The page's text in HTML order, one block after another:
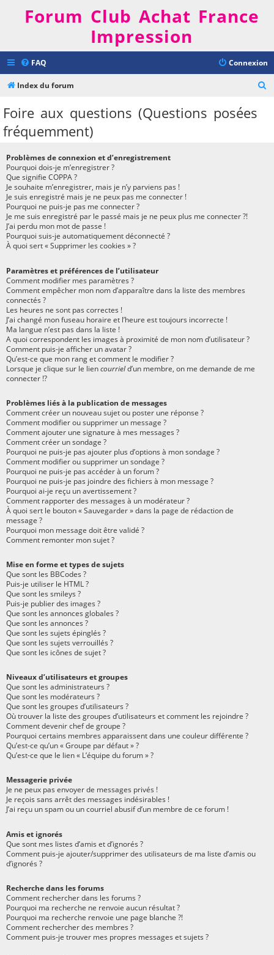
Forum Club Achat France
Impression
FAQ Connexion
Index du forum
Foire aux questions (Questions posées
fréquemment)
Problèmes de connexion et d’enregistrement
Pourquoi dois-je m’enregistrer ?
Que signifie COPPA ?
Je souhaite m’enregistrer, mais je n’y parviens pas !
Je suis enregistré mais je ne peux pas me connecter !
Pourquoi ne puis-je pas me connecter ?
Je me suis enregistré par le passé mais je ne peux plus me connecter ?!
J’ai perdu mon mot de passe !
Pourquoi suis-je automatiquement déconnecté ?
À quoi sert « Supprimer les cookies » ?
Paramètres et préférences de l’utilisateur
Comment modifier mes paramètres ?
Comment empêcher mon nom d’apparaître dans la liste des membres
connectés ?
Les heures ne sont pas correctes !
J’ai changé mon fuseau horaire et l’heure est toujours incorrecte !
Ma langue n’est pas dans la liste !
A quoi correspondent les images à proximité de mon nom d’utilisateur ?
Comment puis-je afficher un avatar ?
Qu’est-ce que mon rang et comment le modifier ?
Lorsque je clique sur le liencourrield’un membre, on me demande de me
connecter !?
Problèmes liés à la publication de messages
Comment créer un nouveau sujet ou poster une réponse ?
Comment modifier ou supprimer un message ?
Comment ajouter une signature à mes messages ?
Comment créer un sondage ?
Pourquoi ne puis-je pas ajouter plus d’options à mon sondage ?
Comment modifier ou supprimer un sondage ?
Pourquoi ne puis-je pas accéder à un forum ?
Pourquoi ne puis-je pas joindre des fichiers à mon message ?
Pourquoi ai-je reçu un avertissement ?
Comment rapporter des messages à un modérateur ?
À quoi sert le bouton « Sauvegarder » dans la page de rédaction de
message ?
Pourquoi mon message doit être validé ?
Comment remonter mon sujet ?
Mise en forme et types de sujets
Que sont les BBCodes ?
Puis-je utiliser le HTML ?
Que sont les smileys ?
Puis-je publier des images ?
Que sont les annonces globales ?
Que sont les annonces ?
Que sont les sujets épinglés ?
Que sont les sujets verrouillés ?
Que sont les icônes de sujet ?
Niveaux d’utilisateurs et groupes
Que sont les administrateurs ?
Que sont les modérateurs ?
Que sont les groupes d’utilisateurs ?
Où trouver la liste des groupes d’utilisateurs et comment les rejoindre ?
Comment devenir chef de groupe ?
Pourquoi certains membres apparaissent dans une couleur différente ?
Qu’est-ce qu’un « Groupe par défaut » ?
Qu’est-ce que le lien « L’équipe du forum » ?
Messagerie privée
Je ne peux pas envoyer de messages privés !
Je reçois sans arrêt des messages indésirables !
J’ai reçu un spam ou un courriel abusif d’un membre de ce forum !
Amis et ignorés
Que sont mes listes d’amis et d’ignorés ?
Comment puis-je ajouter/supprimer des utilisateurs de ma liste d’amis ou
d’ignorés ?
Recherche dans les forums
Comment rechercher dans les forums ?
Pourquoi ma recherche ne renvoie aucun résultat ?
Pourquoi ma recherche renvoie une page blanche ?!
Comment rechercher des membres ?
Comment puis-je trouver mes propres messages et sujets ?